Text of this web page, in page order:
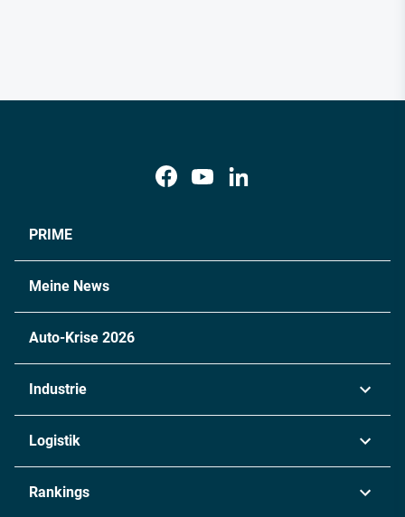
PRIME
Meine News
Auto-Krise 2026
Industrie
Chemie
Logistik
Rankings